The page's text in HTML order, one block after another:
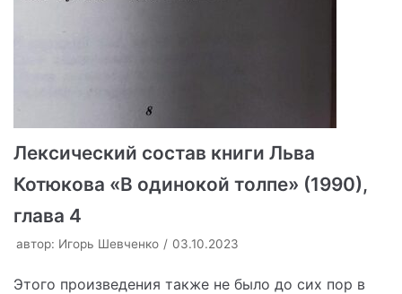
Лексический состав книги Льва
Котюкова «В одинокой толпе» (1990),
глава 4
автор: Игорь Шевченко 03.10.2023
Этого произведения также не было до сих пор в